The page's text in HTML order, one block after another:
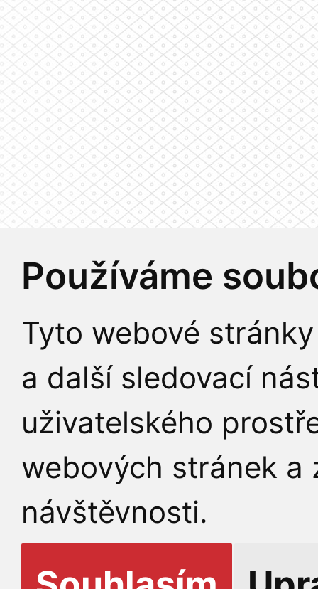
Používáme
Tyto webové
a další sledovací
uživatelského
webových stránek a
návštěvnosti.